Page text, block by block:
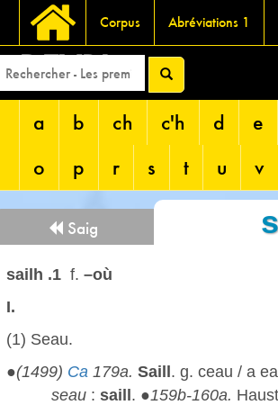
Corpus Abréviations 1
DEVRI
a b ch c'h d
e
o
p r s t u v
Saig
sailh .1 f. –où
I.
(1) Seau.
●(1499) Ca 179a. Saill . g. ceau / a
seau : saill . ●159b-160a.